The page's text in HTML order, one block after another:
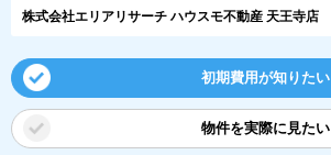
株式会社エリアリサーチ ハウスモ不動産 天王寺店
初期費用が知りたい
物件を実際に見たい